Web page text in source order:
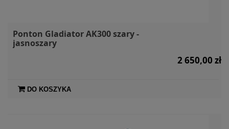
Ponton Gladiator AK300 szary -
jasnoszary
2 650,00 zł
DO KOSZYKA